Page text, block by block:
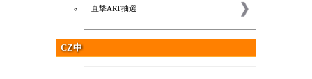
直撃ART抽選
CZ中